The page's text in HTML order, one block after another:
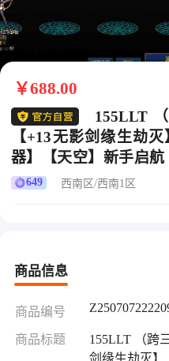
￥688.00
155LLT （跨三B
【+13无影剑缘生劫
器】【天空】新手启航 嘎嘎威武！！！ 转职书还
649 西南区/西南1区
商品信息
商品编号
商品标题
155LLT （跨
剑缘生劫灭】